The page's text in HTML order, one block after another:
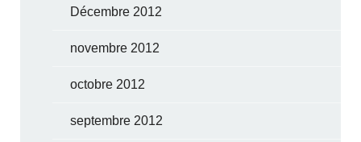
Décembre 2012
novembre 2012
octobre 2012
septembre 2012